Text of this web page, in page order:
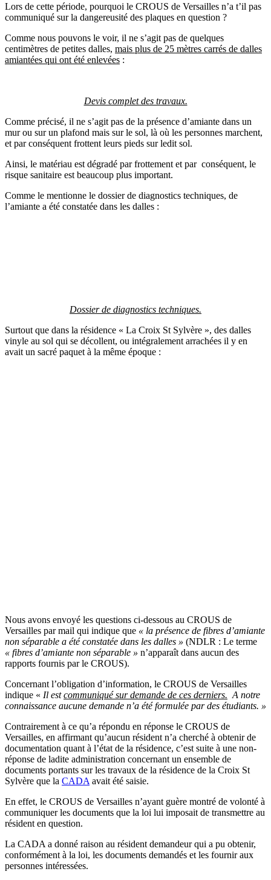
Lors de cette période, pourquoi le CROUS de Versailles n’a t’il pas
communiqué sur la dangereusité des plaques en question ?
Comme nous pouvons le voir, il ne s’agit pas de quelques
centimètres de petites dalles, mais plus de 25 mètres carrés de dalles
amiantées qui ont été enlevées :
Devis complet des travaux.
Comme précisé, il ne s’agit pas de la présence d’amiante dans un
mur ou sur un plafond mais sur le sol, là où les personnes marchent,
et par conséquent frottent leurs pieds sur ledit sol.
Ainsi, le matériau est dégradé par frottement et par conséquent, le
risque sanitaire est beaucoup plus important.
Comme le mentionne le dossier de diagnostics techniques, de
l’amiante a été constatée dans les dalles :
Dossier de diagnostics techniques.
Surtout que dans la résidence « La Croix St Sylvère », des dalles
vinyle au sol qui se décollent, ou intégralement arrachées il y en
avait un sacré paquet à la même époque :
Nous avons envoyé les questions ci-dessous au CROUS de
Versailles par mail qui indique que « la présence de fibres d’amiante
non séparable a été constatée dans les dalles » (NDLR : Le terme
« fibres d’amiante non séparable » n’apparaît dans aucun des
rapports fournis par le CROUS).
Concernant l’obligation d’information, le CROUS de Versailles
indique « Il estcommuniqué sur demande de ces derniers. A notre
connaissance aucune demande n’a été formulée par des étudiants. »
Contrairement à ce qu’a répondu en réponse le CROUS de
Versailles, en affirmant qu’aucun résident n’a cherché à obtenir de
documentation quant à l’état de la résidence, c’est suite à une non-
réponse de ladite administration concernant un ensemble de
documents portants sur les travaux de la résidence de la Croix St
Sylvère que la CADA avait été saisie.
En effet, le CROUS de Versailles n’ayant guère montré de volonté à
communiquer les documents que la loi lui imposait de transmettre au
résident en question.
La CADA a donné raison au résident demandeur qui a pu obtenir,
conformément à la loi, les documents demandés et les fournir aux
personnes intéressées.